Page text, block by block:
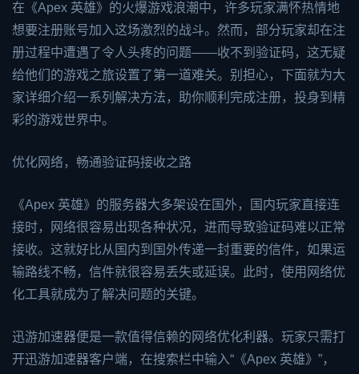
在《Apex 英雄》的火爆游戏浪潮中，许多玩家满怀热情地
想要注册账号加入这场激烈的战斗。然而，部分玩家却在注
册过程中遭遇了令人头疼的问题——收不到验证码，这无疑
给他们的游戏之旅设置了第一道难关。别担心，下面就为大
家详细介绍一系列解决方法，助你顺利完成注册，投身到精
彩的游戏世界中。
优化网络，畅通验证码接收之路
《Apex 英雄》的服务器大多架设在国外，国内玩家直接连
接时，网络很容易出现各种状况，进而导致验证码难以正常
接收。这就好比从国内到国外传递一封重要的信件，如果运
输路线不畅，信件就很容易丢失或延误。此时，使用网络优
化工具就成为了解决问题的关键。
迅游加速器便是一款值得信赖的网络优化利器。玩家只需打
开迅游加速器客户端，在搜索栏中输入“《Apex 英雄》”，